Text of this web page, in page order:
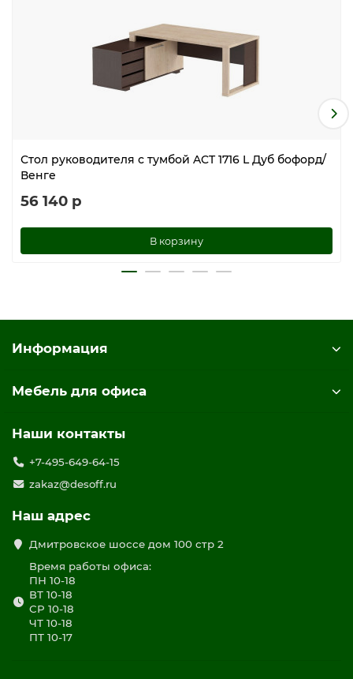
Стол руководителя с тумбой ACT 1716 L Дуб бофорд/
Венге
56 140 р
В корзину
Информация
Мебель для офиса
Наши контакты
+7-495-649-64-15
zakaz@desoff.ru
Наш адрес
Дмитровское шоссе дом 100 стр 2
Время работы офиса:
ПН 10-18
ВТ 10-18
СР 10-18
ЧТ 10-18
ПТ 10-17